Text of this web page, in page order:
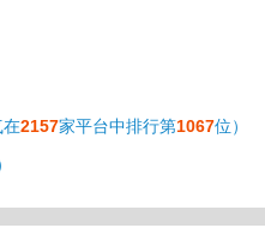
在2157家平台中排行第1067位）